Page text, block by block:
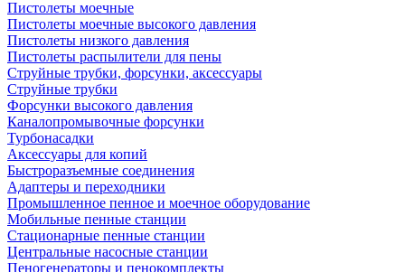
Пистолеты моечные
Пистолеты моечные высокого давления
Пистолеты низкого давления
Пистолеты распылители для пены
Струйные трубки, форсунки, аксессуары
Струйные трубки
Форсунки высокого давления
Каналопромывочные форсунки
Турбонасадки
Аксессуары для копий
Быстроразъемные соединения
Адаптеры и переходники
Промышленное пенное и моечное оборудование
Мобильные пенные станции
Стационарные пенные станции
Центральные насосные станции
Пеногенераторы и пенокомплекты